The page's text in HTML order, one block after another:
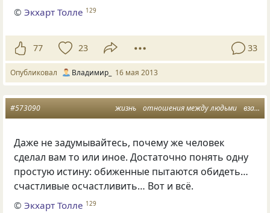
©Экхарт Толле 129
77 23 33
Опубликовал Владимир_ 16 мая 2013
жизнь отношения между людьми взаимосвязь
#573090
Даже не задумывайтесь, почему же человек
сделал вам то или иное. Достаточно понять одну
простую истину: обиженные пытаются обидеть…
счастливые осчастливить… Вот и всё.
©Экхарт Толле 129